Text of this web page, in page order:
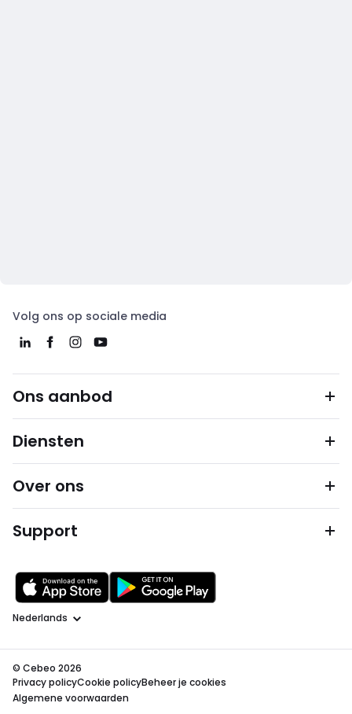
Volg ons op sociale media
Ons aanbod
Diensten
Over ons
Support
Taal
© Cebeo 2026
Privacy policyCookie policyBeheer je cookies
Algemene voorwaarden